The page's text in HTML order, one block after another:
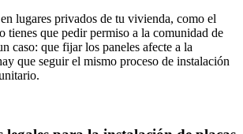
lugares privados de tu vivienda, como el
tienes que pedir permiso a la comunidad de
caso: que fijar los paneles afecte a la
que seguir el mismo proceso de instalación